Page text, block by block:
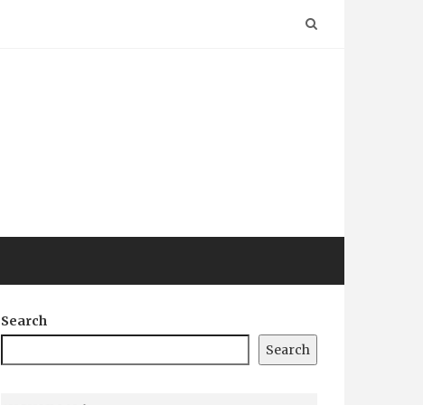
Search
Search